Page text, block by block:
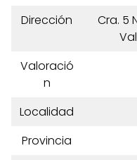
Dirección
Cra. 5
Valoració
n
Localidad
Provincia